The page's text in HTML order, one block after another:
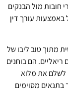
חובות מול הבנקים
באמצעות עורך דין
מתוך טוב ליבו של
הם בוחנים
לשלם את מלוא
מסוימים